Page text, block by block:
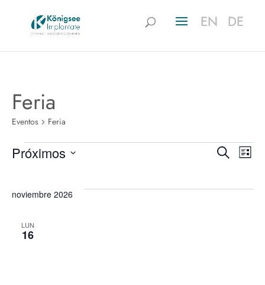
EN DE
EN DE
Feria
Eventos Feria
Eventos BuscarLista
Próximos
fecha.
noviembre 2026
LUN
16